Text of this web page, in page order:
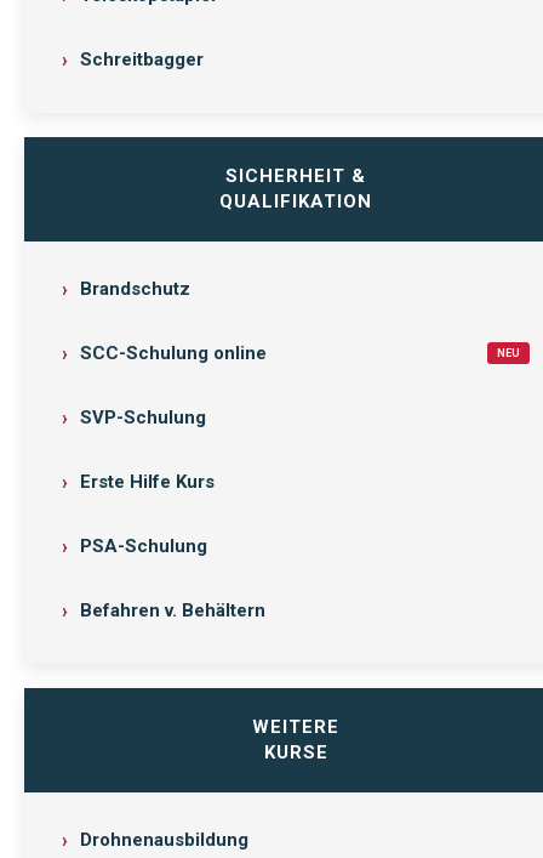
Schreitbagger
SICHERHEIT &
QUALIFIKATION
Brandschutz
SCC-Schulung online NEU
SVP-Schulung
Erste Hilfe Kurs
PSA-Schulung
Befahren v. Behältern
WEITERE
KURSE
Drohnenausbildung